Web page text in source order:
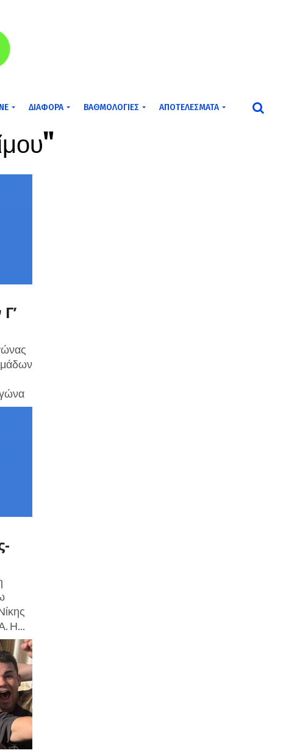
ΔΙΆΦΟΡΑ ΒΑΘΜΟΛΟΓΊΕΣ ΑΠΟΤΕΛΈΣΜΑΤΑ
Η...